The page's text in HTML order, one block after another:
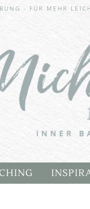
- FÜR MEHR